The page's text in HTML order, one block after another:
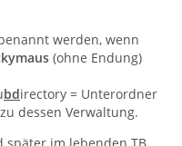
werden, wenn
(ohne Endung)
bdirectory = Unterordner
zu dessen Verwaltung.